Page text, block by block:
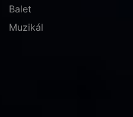
Balet
Muzikál